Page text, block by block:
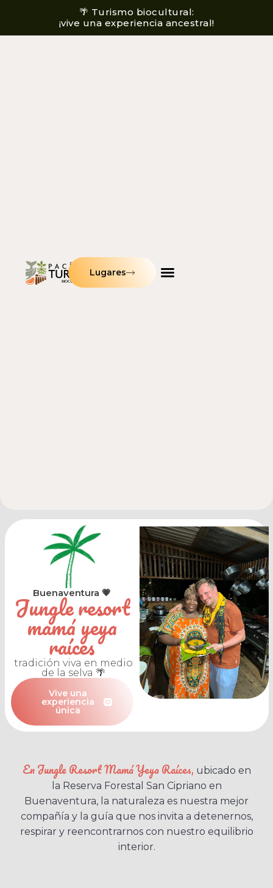
🌴 Turismo biocultural:
¡vive una experiencia ancestral!
Lugares
Buenaventura 💗
Jungle resort
mamá yeya
raíces
tradición viva en medio
de la selva 🌴
Vive una
experiencia
única
En Jungle Resort Mamá Yeya Raíces, ubicado en
la Reserva Forestal San Cipriano en
Buenaventura, la naturaleza es nuestra mejor
compañía y la guía que nos invita a detenernos,
respirar y reencontrarnos con nuestro equilibrio
interior.